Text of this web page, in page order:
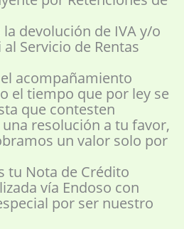
devolución de IVA y/o
al Servicio de Rentas
acompañamiento
el tiempo que por ley se
que contesten
una resolución a tu favor,
un valor solo por
tu Nota de Crédito
vía Endoso con
por ser nuestro